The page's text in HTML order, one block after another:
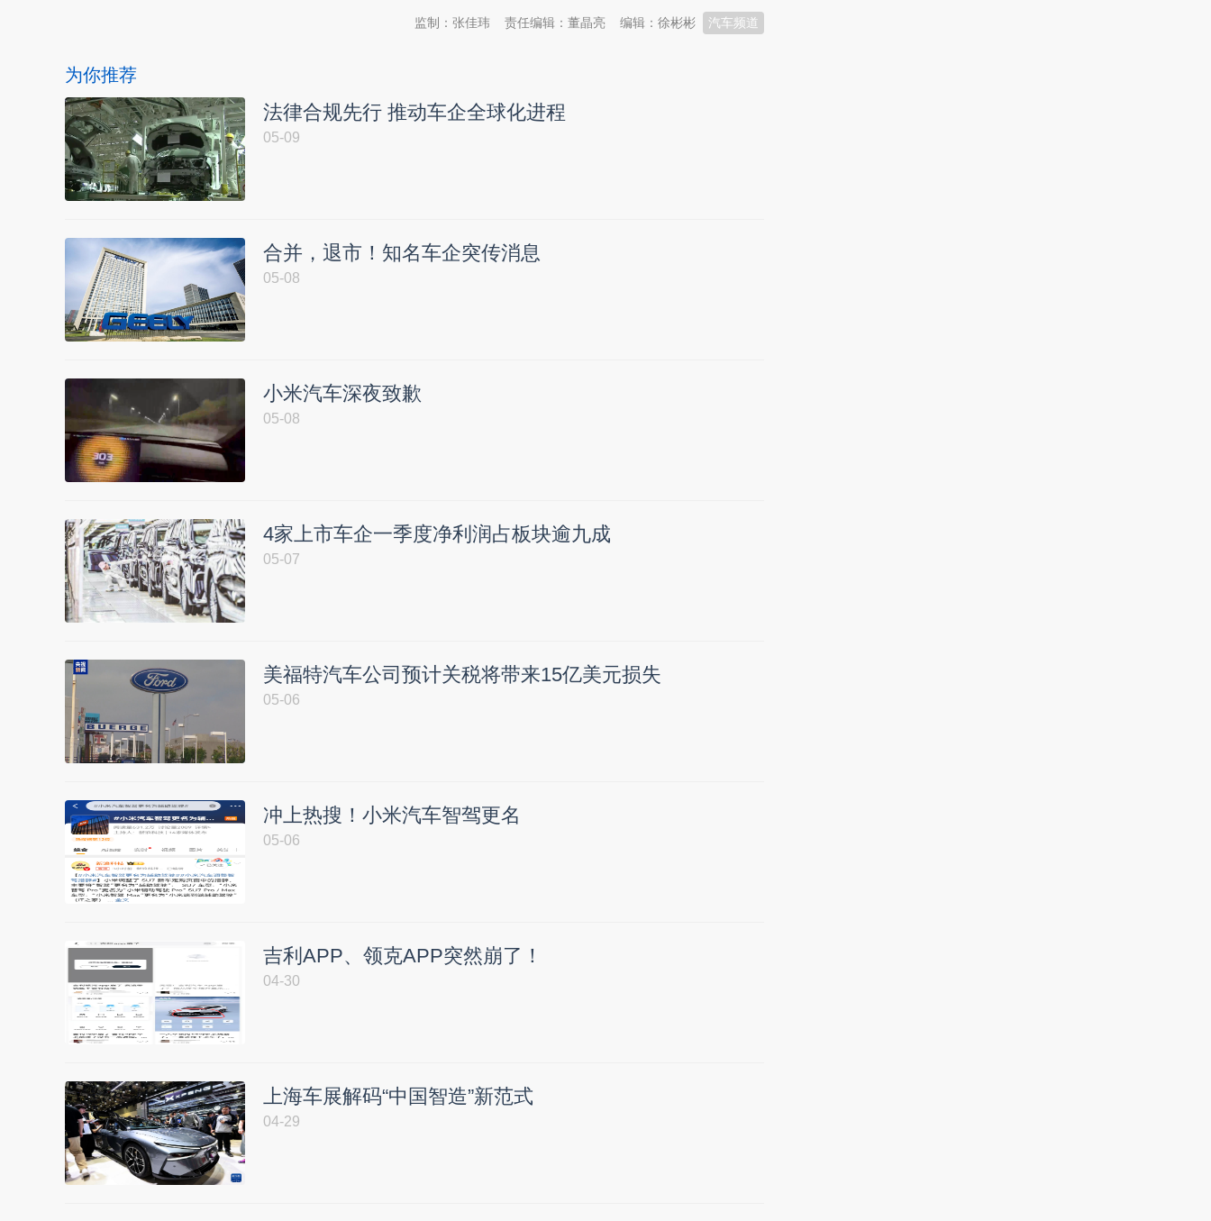
汽车频道
编辑：徐彬彬
责任编辑：董晶亮
监制：张佳玮
为你推荐
法律合规先行 推动车企全球化进程
05-09
合并，退市！知名车企突传消息
05-08
小米汽车深夜致歉
05-08
4家上市车企一季度净利润占板块逾九成
05-07
美福特汽车公司预计关税将带来15亿美元损失
05-06
冲上热搜！小米汽车智驾更名
05-06
吉利APP、领克APP突然崩了！
04-30
上海车展解码“中国智造”新范式
04-29